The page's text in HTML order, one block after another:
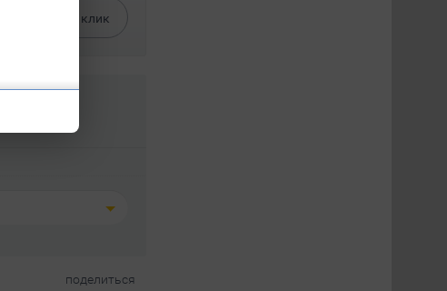
клик
поделиться